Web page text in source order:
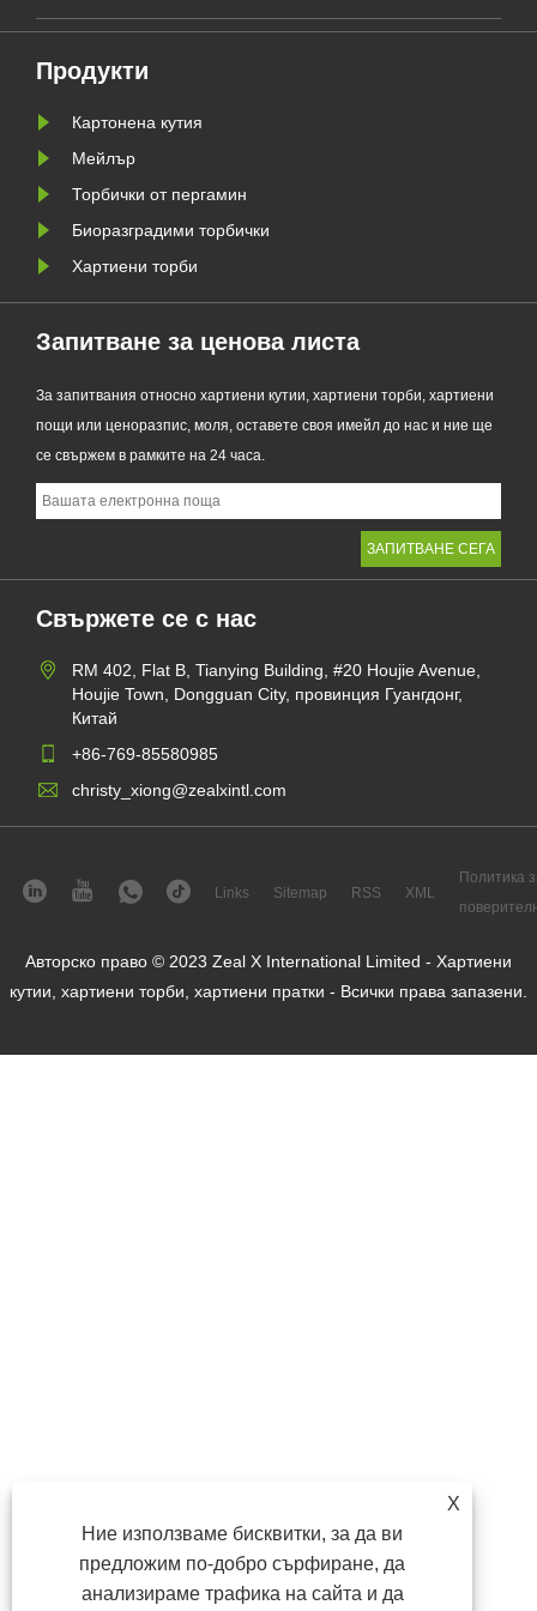
X
Ние използваме бисквитки, за да ви
предложим по-добро сърфиране, да
анализираме трафика на сайта и да
да
Glassine Paper Bag. Проектиран
торбички, новият продукт
Продукти
Картонена кутия
Мейлър
Торбички от пергамин
Биоразградими торбички
Хартиени торби
Запитване за ценова листа
За запитвания относно хартиени кутии, хартиени торби, хартиени
пощи или ценоразпис, моля, оставете своя имейл до нас и ние ще
се свържем в рамките на 24 часа.
Свържете се с нас
RM 402, Flat B, Tianying Building, #20 Houjie Avenue,
Houjie Town, Dongguan City, провинция Гуангдонг,
Китай
+86-769-85580985
christy_xiong@zealxintl.com
Links Sitemap RSS XML
Политика
Авторско право © 2023 Zeal X International Limited - Хартиени
кутии, хартиени торби, хартиени пратки - Всички права запазени.